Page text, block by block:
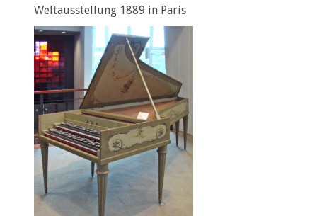
Weltausstellung 1889 in Paris